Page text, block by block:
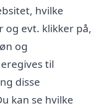
hvilke
og evt. klikker på,
og
til
disse
kan se hvilke